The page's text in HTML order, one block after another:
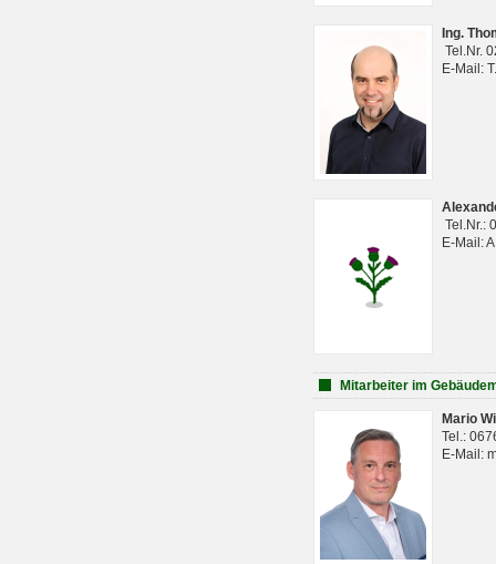
Ing.
Tel.Nr.
E-Mail:
Tel.Nr.:
E-Mail:
Mitarbeiter im
Mario
Tel.:
E-Mail: